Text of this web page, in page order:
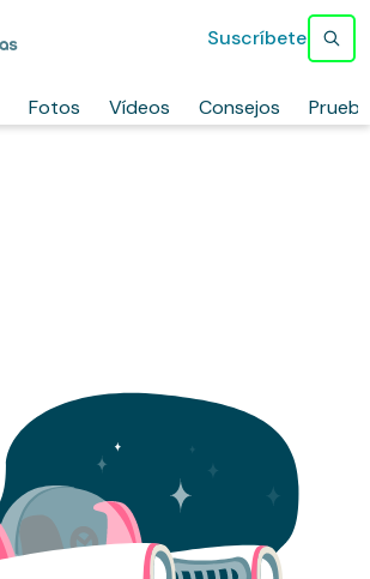
Fotos Vídeos Consejos
Suscríbete